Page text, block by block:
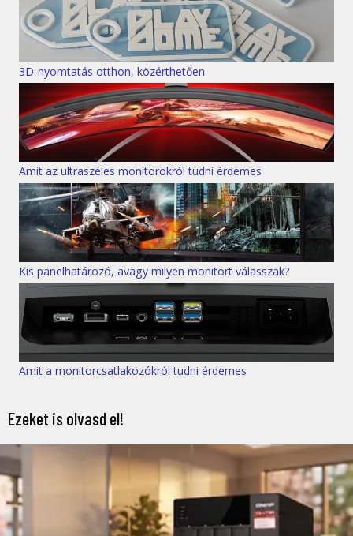
3D-nyomtatás otthon, közérthetően
Amit az ultraszéles monitorokról tudni érdemes
Kis panelhatározó, avagy milyen monitort válasszak?
Amit a monitorcsatlakozókról tudni érdemes
Ezeket is olvasd el!